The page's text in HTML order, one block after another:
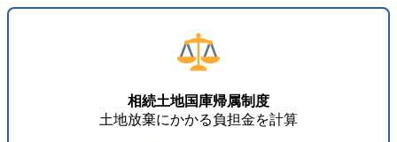
相続土地国庫帰属制度
土地放棄にかかる負担金を計算